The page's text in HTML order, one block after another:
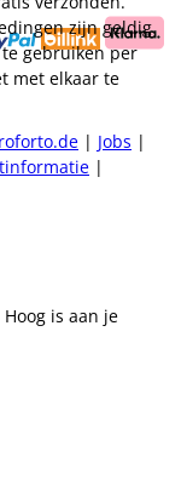
zijn geldig
gebruiken per
met elkaar te
| Jobs |
|
Hoog is aan je